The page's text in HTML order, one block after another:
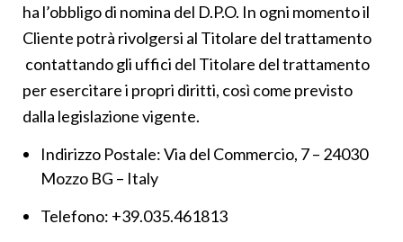
ha l’obbligo di nomina del D.P.O. In ogni momento il
Cliente potrà rivolgersi al Titolare del trattamento
contattando gli uffici del Titolare del trattamento
per esercitare i propri diritti, così come previsto
dalla legislazione vigente.
Indirizzo Postale: Via del Commercio, 7 – 24030
Mozzo BG – Italy
Telefono: +39.035.461813